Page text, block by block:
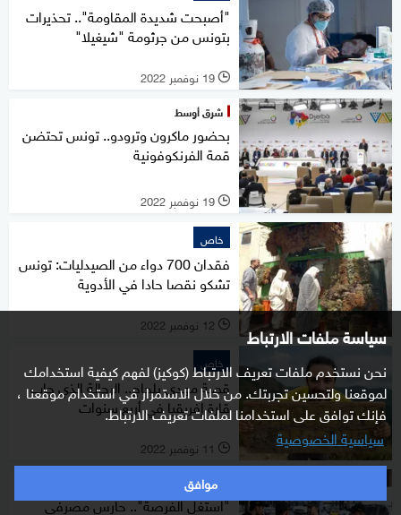
سياسة ملفات الارتباط
نحن نستخدم ملفات تعريف الارتباط (كوكيز) لفهم كيفية استخدامك
لموقعنا ولتحسين تجربتك. من خلال الاستمرار في استخدام موقعنا ،
فإنك توافق على استخدامنا لملفات تعريف الارتباط.
سياسية الخصوصية
موافق
"أصبحت شديدة المقاومة".. تحذيرات
بتونس من جرثومة "شيغيلا"
l 19 نوفمبر 2022
شرق أوسط
بحضور ماكرون وترودو.. تونس تحتضن
قمة الفرنكوفونية
l 19 نوفمبر 2022
خاص
فقدان 700 دواء من الصيدليات: تونس
تشكو نقصا حادا في الأدوية
l 12 نوفمبر 2022
خاص
قصة مهدي بلحاج.. الرحالة الذي جاب
قارة إفريقيا في أربع سنوات
l 11 نوفمبر 2022
نافذة مغاربية
"استغل الفرصة".. حارس مصرفي